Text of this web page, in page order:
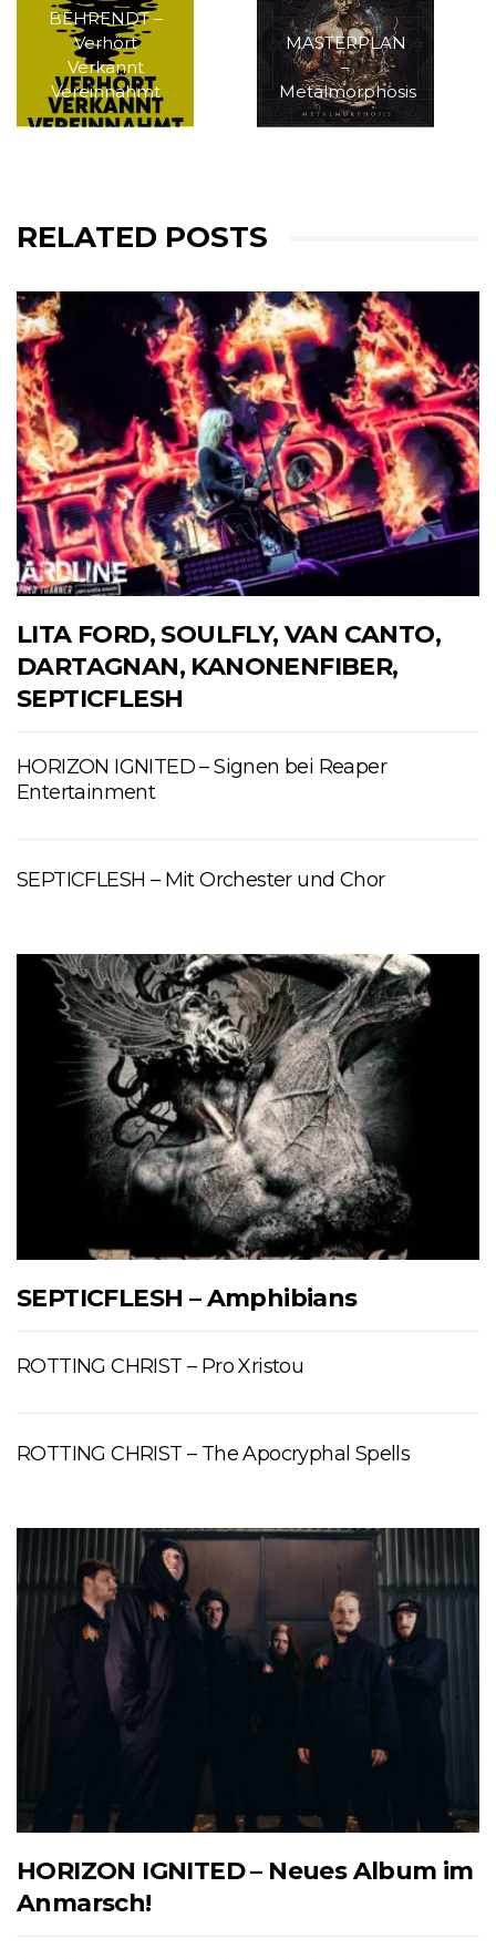
BEHRENDT –
Verhört
Verkannt
Vereinnahmt
MASTERPLAN
–
Metalmorphosis
RELATED POSTS
LITA FORD, SOULFLY, VAN CANTO,
DARTAGNAN, KANONENFIBER,
SEPTICFLESH
HORIZON IGNITED – Signen bei Reaper
Entertainment
SEPTICFLESH – Mit Orchester und Chor
SEPTICFLESH – Amphibians
ROTTING CHRIST – Pro Xristou
ROTTING CHRIST – The Apocryphal Spells
HORIZON IGNITED – Neues Album im
Anmarsch!